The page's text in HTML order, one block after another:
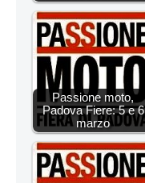
Passione moto,
Padova Fiere: 5 e 6
marzo